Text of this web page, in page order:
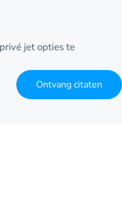
jet opties te
Ontvang citaten